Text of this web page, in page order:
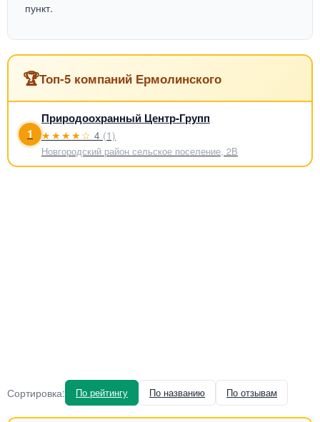
пункт.
🏆Топ-5 компаний Ермолинского
1
Природоохранный Центр-Групп
★★★★☆ 4 (1)
Новгородский район сельское поселение, 2В
Сортировка: По рейтингу По названию По отзывам